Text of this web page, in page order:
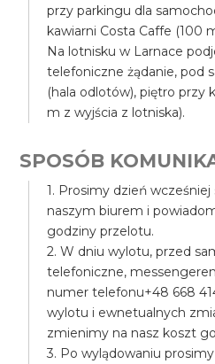
przy parkingu dla
kawiarni Costa Caffe (100
Na lotnisku w Larnace
telefoniczne żądanie, pod
(hala odlotów), piętro przy
m z wyjścia z lotniska).
SPOSÓB
1. Prosimy dzień
naszym biurem i
godziny przelotu.
2. W dniu wylotu, przed
telefoniczne,
numer telefonu+48 668
wylotu i ewnetualnych
zmienimy na nasz koszt
3. Po wylądowaniu